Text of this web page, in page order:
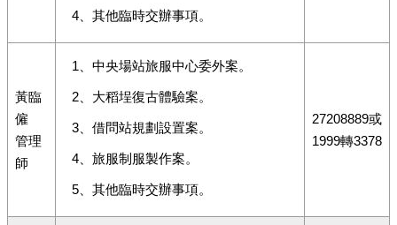
4、其他臨時交辦事項。
黃臨
僱
管理
師
1、中央場站旅服中心委外案。
2、大稻埕復古體驗案。
3、借問站規劃設置案。
4、旅服制服製作案。
5、其他臨時交辦事項。
27208889或
1999轉3378